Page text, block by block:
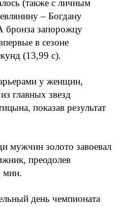
(также с личным
– Богдану
бронза запорожцу
в сезоне
(13,99 с).
у женщин,
главных звезд
показав результат
мужчин золото завоевал
преодолев
мин.
день чемпионата